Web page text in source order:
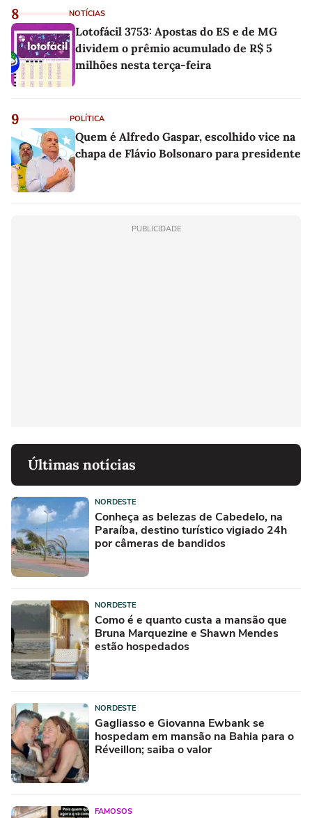
8 NOTÍCIAS
Lotofácil 3753: Apostas do ES e de MG
dividem o prêmio acumulado de R$ 5
milhões nesta terça-feira
9 POLÍTICA
Quem é Alfredo Gaspar, escolhido vice na
chapa de Flávio Bolsonaro para presidente
PUBLICIDADE
Últimas notícias
NORDESTE
Conheça as belezas de Cabedelo, na
Paraíba, destino turístico vigiado 24h
por câmeras de bandidos
NORDESTE
Como é e quanto custa a mansão que
Bruna Marquezine e Shawn Mendes
estão hospedados
NORDESTE
Gagliasso e Giovanna Ewbank se
hospedam em mansão na Bahia para o
Réveillon; saiba o valor
FAMOSOS